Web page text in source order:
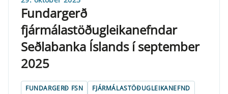
Fundargerð
fjármálastöðugleikanefndar
Seðlabanka Íslands í september
2025
FUNDARGERÐ FSN FJÁRMÁLASTÖÐUGLEIKANEFND